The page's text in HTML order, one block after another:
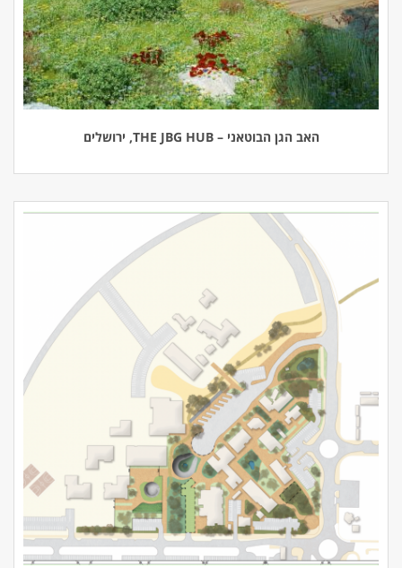
האב הגן הבוטאני – THE JBG HUB, ירושלים